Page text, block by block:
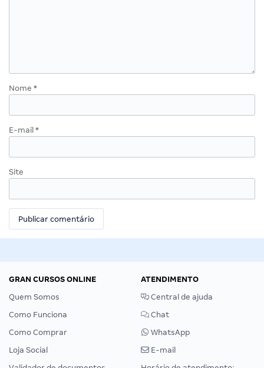
Nome *
E-mail *
Site
GRAN CURSOS ONLINE
Quem Somos
Como Funciona
Como Comprar
Loja Social
ATENDIMENTO
Central de ajuda
Chat
WhatsApp
E-mail